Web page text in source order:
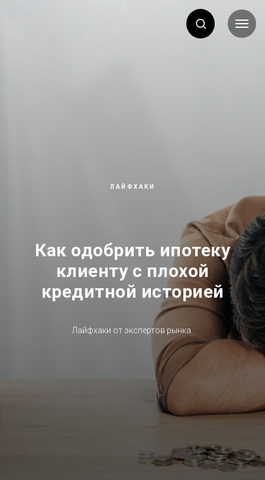
ЛАЙФХАКИ
Как одобрить ипотеку
клиенту с плохой
кредитной историей
Лайфхаки от экспертов рынка.